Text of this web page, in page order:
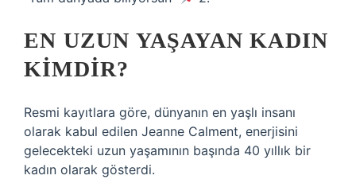
EN UZUN YAŞAYAN KADIN
KIMDIR?
Resmi kayıtlara göre, dünyanın en yaşlı insanı
olarak kabul edilen Jeanne Calment, enerjisini
gelecekteki uzun yaşamının başında 40 yıllık bir
kadın olarak gösterdi.